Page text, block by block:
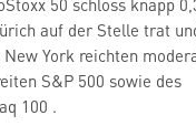
50 schloss knapp
auf der Stelle trat
York reichten
S&P 500 sowie des
100 .